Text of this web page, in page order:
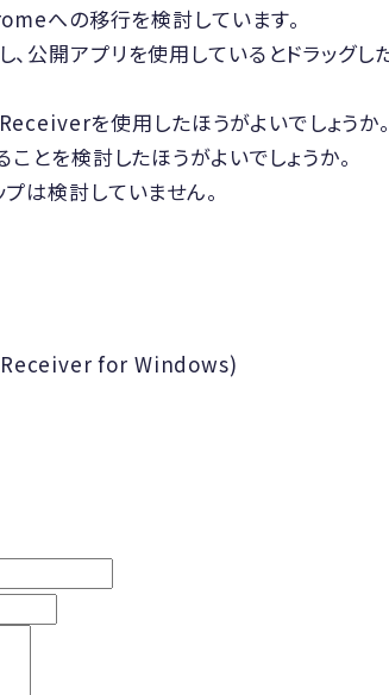
への移行を検討しています。
公開アプリを使用しているとドラッグ
を使用したほうがよいでしょうか。
とを検討したほうがよいでしょうか。
は検討していません。
for Windows)